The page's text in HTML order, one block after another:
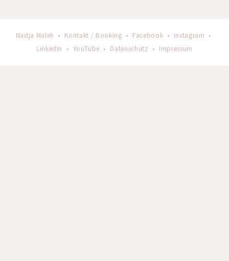
Nadja Maleh • Kontakt / Booking • Facebook • Instagram •
LinkedIn
• YouTube • Datenschutz • Impressum